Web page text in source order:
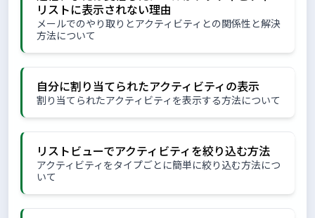
リストに表示されない理由
メールでのやり取りとアクティビティとの関係性と解決
方法について
自分に割り当てられたアクティビティの表示
割り当てられたアクティビティを表示する方法について
リストビューでアクティビティを絞り込む方法
アクティビティをタイプごとに簡単に絞り込む方法につ
いて